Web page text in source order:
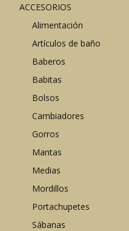
ACCESORIOS
Alimentación
Artículos de baño
Baberos
Babitas
Bolsos
Cambiadores
Gorros
Mantas
Medias
Mordillos
Portachupetes
Sábanas